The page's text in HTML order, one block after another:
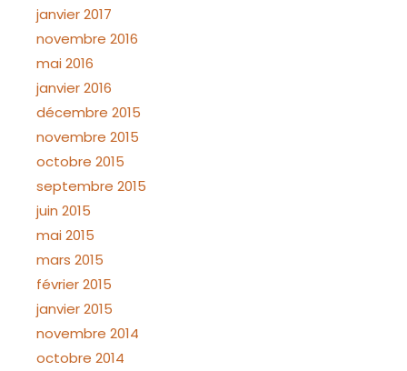
janvier 2017
novembre 2016
mai 2016
janvier 2016
décembre 2015
novembre 2015
octobre 2015
septembre 2015
juin 2015
mai 2015
mars 2015
février 2015
janvier 2015
novembre 2014
octobre 2014